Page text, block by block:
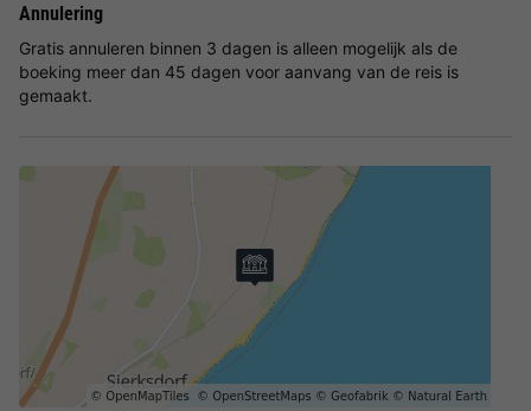
Annulering
Gratis annuleren binnen 3 dagen is alleen mogelijk als de
boeking meer dan 45 dagen voor aanvang van de reis is
gemaakt.